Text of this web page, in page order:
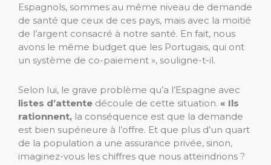
Espagnols, sommes au même niveau de demande
de santé que ceux de ces pays, mais avec la moitié
de l’argent consacré à notre santé. En fait, nous
avons le même budget que les Portugais, qui ont
un système de co-paiement », souligne-t-il.
Selon lui, le grave problème qu’a l’Espagne avec
listes d’attente découle de cette situation. « Ils
rationnent, la conséquence est que la demande
est bien supérieure à l’offre. Et que plus d’un quart
de la population a une assurance privée, sinon,
imaginez-vous les chiffres que nous atteindrions ?